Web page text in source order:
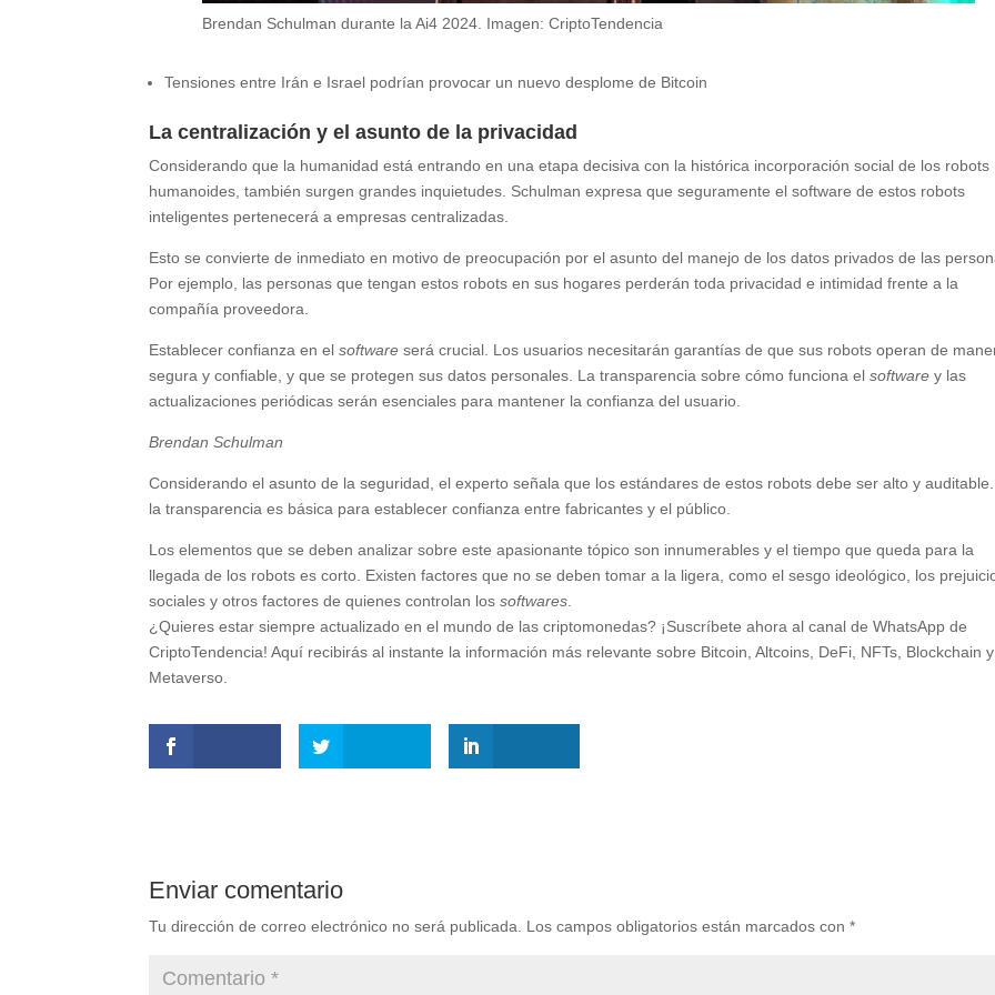
Brendan Schulman durante la Ai4 2024. Imagen: CriptoTendencia
Tensiones entre Irán e Israel podrían provocar un nuevo desplome de Bitcoin
La centralización y el asunto de la privacidad
Considerando que la humanidad está entrando en una etapa decisiva con la histórica incorporación social de los robots
humanoides, también surgen grandes inquietudes. Schulman expresa que seguramente el software de estos robots
inteligentes pertenecerá a empresas centralizadas.
Esto se convierte de inmediato en motivo de preocupación por el asunto del manejo de los datos privados de las
Por ejemplo, las personas que tengan estos robots en sus hogares perderán toda privacidad e intimidad frente a la
compañía proveedora.
Establecer confianza en elsoftwareserá crucial. Los usuarios necesitarán garantías de que sus robots operan de
segura y confiable, y que se protegen sus datos personales. La transparencia sobre cómo funciona elsoftwarey las
actualizaciones periódicas serán esenciales para mantener la confianza del usuario.
Brendan Schulman
Considerando el asunto de la seguridad, el experto señala que los estándares de estos robots debe ser alto y auditable.
la transparencia es básica para establecer confianza entre fabricantes y el público.
Los elementos que se deben analizar sobre este apasionante tópico son innumerables y el tiempo que queda para la
llegada de los robots es corto. Existen factores que no se deben tomar a la ligera, como el sesgo ideológico, los
sociales y otros factores de quienes controlan lossoftwares
¿Quieres estar siempre actualizado en el mundo de las criptomonedas? ¡Suscríbete ahora al canal de WhatsApp de
CriptoTendencia! Aquí recibirás al instante la información más relevante sobre Bitcoin, Altcoins, DeFi, NFTs, Blockchain
Metaverso.
Enviar comentario
Tu dirección de correo electrónico no será publicada. Los campos obligatorios están marcados con*